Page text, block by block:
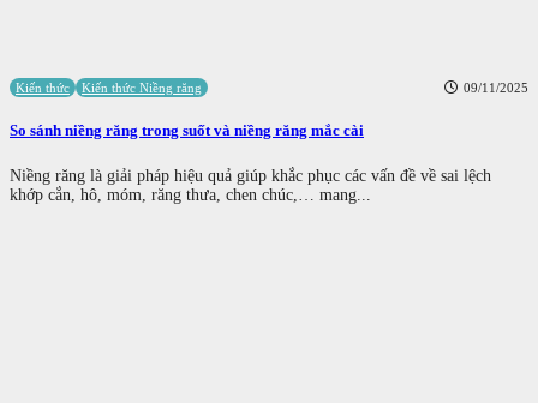
Kiến thức Kiến thức Niềng răng 09/11/2025
So sánh niềng răng trong suốt và niềng răng mắc cài
Niềng răng là giải pháp hiệu quả giúp khắc phục các vấn đề về sai lệch
khớp cắn, hô, móm, răng thưa, chen chúc,… mang...